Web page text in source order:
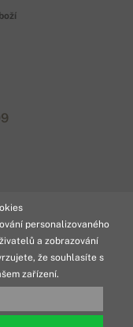
personalizovaného
a zobrazování
že souhlasíte s
zařízení.